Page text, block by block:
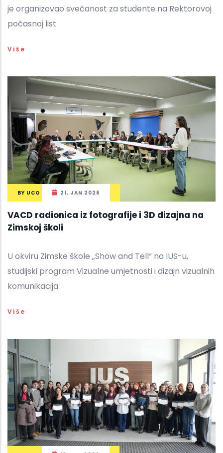
je organizovao svečanost za studente na Rektorovoj
počasnoj list
Više
BY UCO 21, JAN 2026
VACD radionica iz fotografije i 3D dizajna na
Zimskoj školi
U okviru Zimske škole „Show and Tell“ na IUS-u,
studijski program Vizualne umjetnosti i dizajn vizualnih
komunikacija
Više